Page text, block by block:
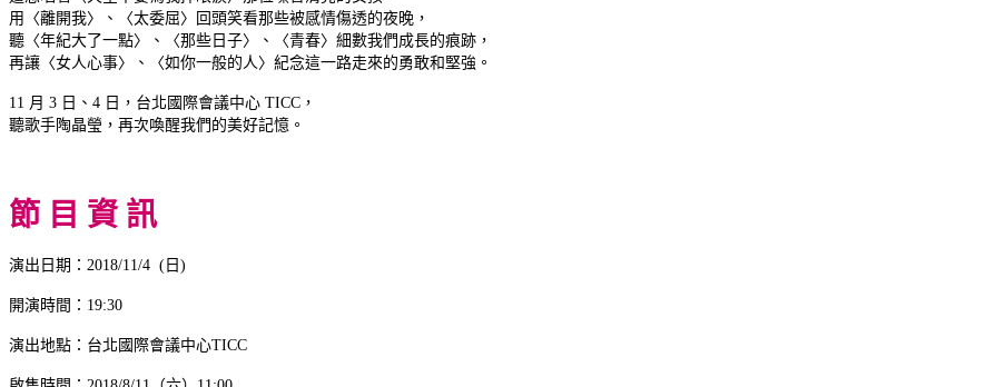
用〈離開我〉、〈太委屈〉回頭笑看那些被感情傷透的夜晚，
聽〈年紀大了一點〉、〈那些日子〉、〈青春〉細數我們成長的痕跡，
再讓〈女人心事〉、〈如你一般的人〉紀念這一路走來的勇敢和堅強。
11 月 3 日、4 日，台北國際會議中心 TICC，
聽歌手陶晶瑩，再次喚醒我們的美好記憶。
節 目 資 訊
演出日期：2018/11/4 (日)
開演時間：19:30
演出地點：台北國際會議中心TICC